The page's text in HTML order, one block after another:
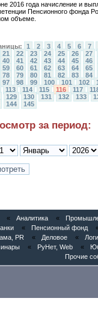
2016 года начисление и
Пенсионного фонда
объеме.
1 2 3 4 5 6
7
21 22 23 24 25 26
27
40 41 42 43 44 45
46
59 60 61 62 63 64
65
78 79 80 81 82 83
84
97 98 99 100 101 102
113 114 115 116 117
129 130 131 132 133
144 145
за период:
« Аналитика «
« Пенсионный фонд
PR « Деловое «
« РуНет, Web «
Прочие